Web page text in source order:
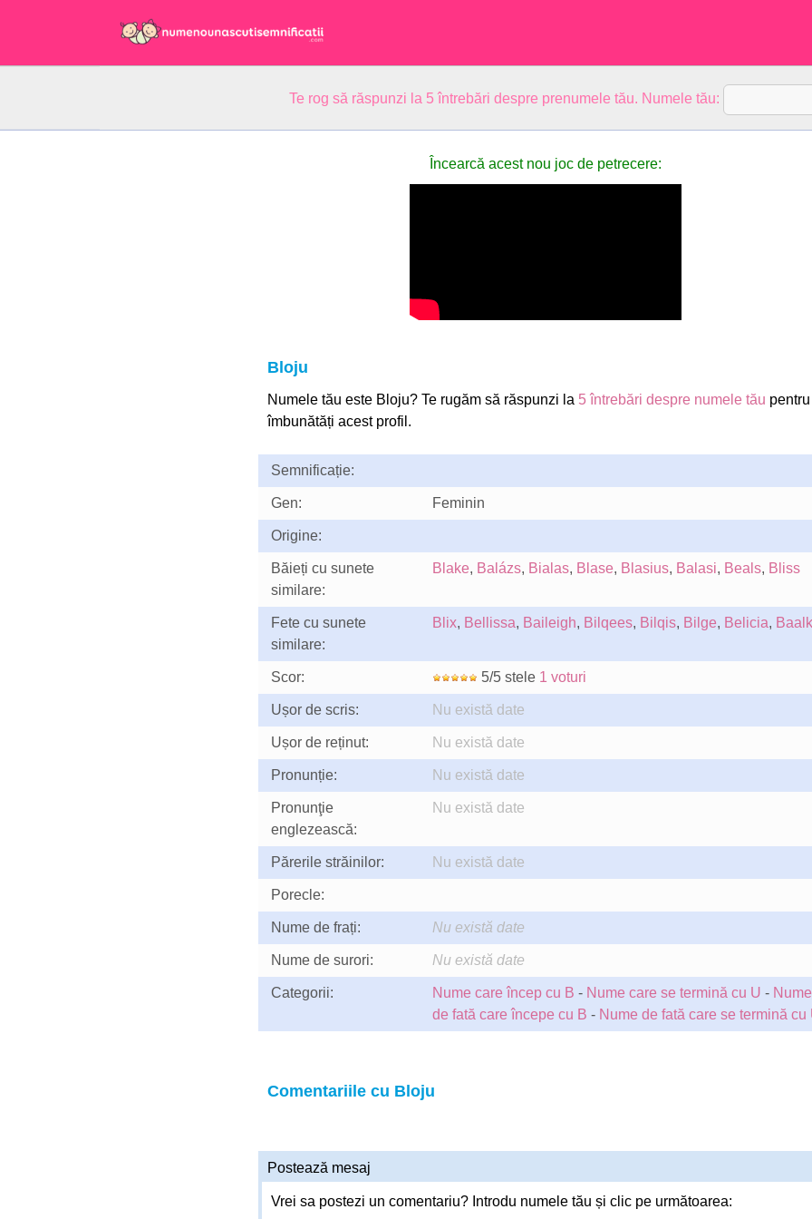
Te rog să răspunzi la 5 întrebări despre prenumele tău. Numele tău:
Încearcă acest nou joc de petrecere:
Bloju
Numele tău este Bloju? Te rugăm să răspunzi la 5 întrebări despre numele tău
îmbunătăți acest profil.
Semnificație:
Gen: Feminin
Origine:
Băieți cu sunete
similare:
Blake, Balázs, Bialas, Blase, Blasius, Balasi, Beals, Bliss
Fete cu sunete
similare:
Blix, Bellissa, Baileigh, Bilqees, Bilqis, Bilge, Belicia,
Scor: 5/5 stele 1 voturi
Ușor de scris: Nu există date
Ușor de reținut: Nu există date
Pronunție: Nu există date
Pronunţie
englezească:
Nu există date
Părerile străinilor: Nu există date
Porecle:
Nume de frați: Nu există date
Nume de surori: Nu există date
Categorii: Nume care încep cu B - Nume care se termină cu U - Nume
de fată care începe cu B - Nume de fată care se termină cu
Comentariile cu Bloju
Postează mesaj
Vrei sa postezi un comentariu? Introdu numele tău și clic pe următoarea: